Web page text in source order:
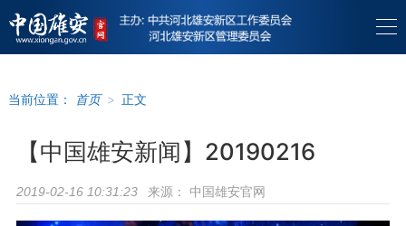
当前位置： 首页 > 正文
【中国雄安新闻】20190216
2019-02-16 10:31:23 来源： 中国雄安官网